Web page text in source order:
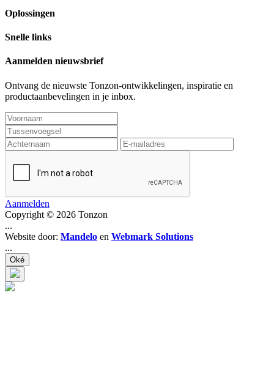
Oplossingen
Snelle links
Aanmelden nieuwsbrief
Ontvang de nieuwste Tonzon-ontwikkelingen, inspiratie en
productaanbevelingen in je inbox.
Aanmelden
Copyright © 2026 Tonzon
...
Website door: Mandelo en Webmark Solutions
...
Oké